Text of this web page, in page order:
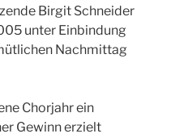
Birgit Schneider
unter Einbindung
Nachmittag
Chorjahr ein
Gewinn erzielt